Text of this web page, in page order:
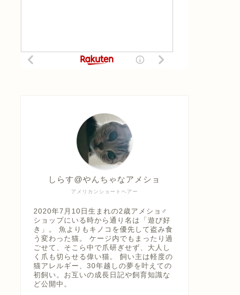
2022年5月18日
ロイヤルカナンキャットフードが売
切れて高くなっています。供給不足
に不安を感じ確保しました。
アメリカンショートヘアー
しらす@やんちゃなアメショ
2020年7月10日生まれの2歳アメショ♂
ショップにいる時から通り名は「遊び好
き」。 魚よりもキノコを優先して盗み食
う変わった猫。 ケージ内でもまったり過
ごせて、そこら中で爪研ぎせず、大人し
く爪も切らせる偉い猫。 飼い主は軽度の
猫アレルギー、30年越しの夢を叶えての
初飼い。お互いの成長日記や飼育知識な
ど公開中。